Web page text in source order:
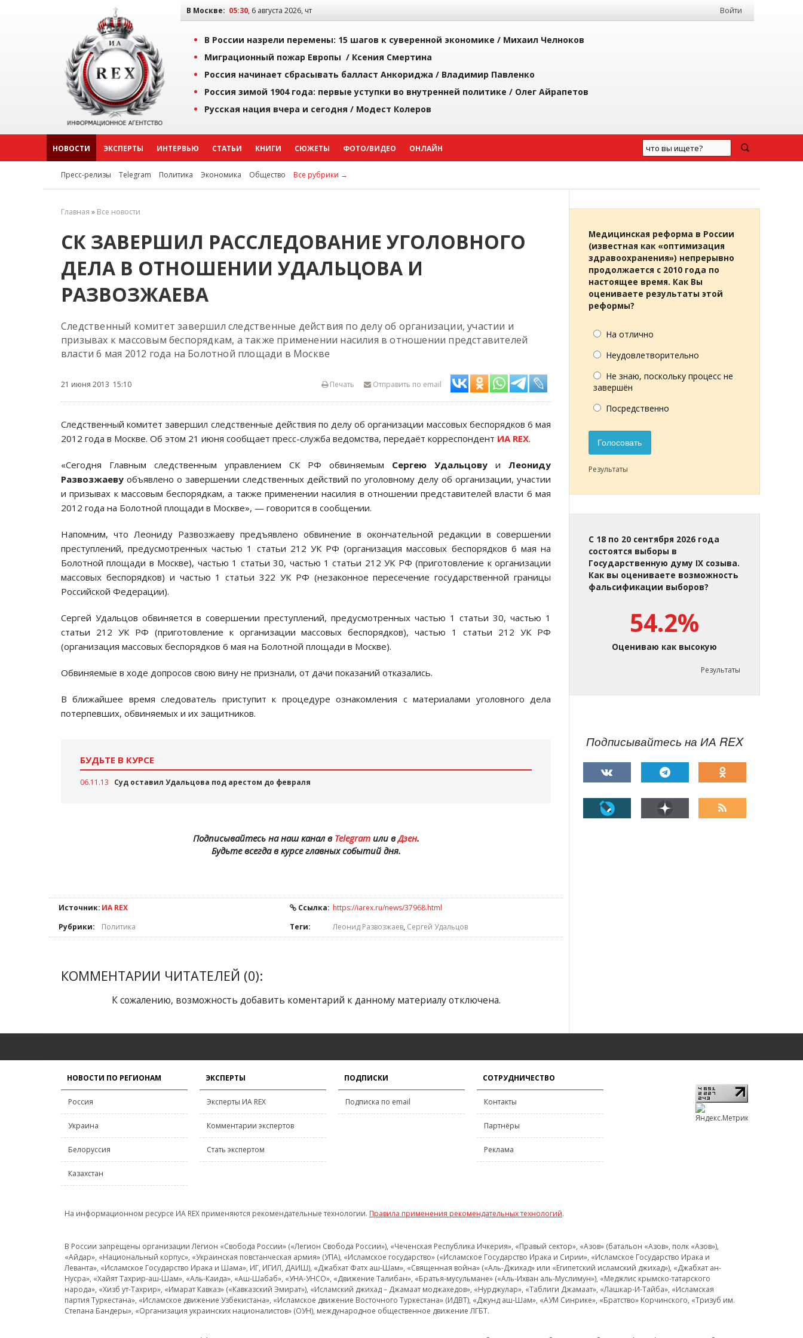
В Москве: 05:30, 6 августа 2026, чт Войти
В России назрели перемены: 15 шагов к суверенной экономике / Михаил Челноков
Миграционный пожар Европы / Ксения Смертина
Россия начинает сбрасывать балласт Анкориджа / Владимир Павленко
Россия зимой 1904 года: первые уступки во внутренней политике / Олег Айрапетов
Русская нация вчера и сегодня / Модест Колеров
НОВОСТИ ЭКСПЕРТЫ ИНТЕРВЬЮ СТАТЬИ КНИГИ СЮЖЕТЫ ФОТО/ВИДЕО ОНЛАЙН
Пресс-релизы Telegram Политика Экономика Общество Все рубрики →
Главная » Все новости
СК ЗАВЕРШИЛ РАССЛЕДОВАНИЕ УГОЛОВНОГО
ДЕЛА В ОТНОШЕНИИ УДАЛЬЦОВА И
РАЗВОЗЖАЕВА
Следственный комитет завершил следственные действия по делу об организации, участии и
призывах к массовым беспорядкам, а также применении насилия в отношении представителей
власти 6 мая 2012 года на Болотной площади в Москве
21 июня 2013 15:10 Отправить по email
Печать
Следственный комитет завершил следственные действия по делу об организации массовых беспорядков 6 мая
2012 года в Москве. Об этом 21 июня сообщает пресс-служба ведомства, передаёт корреспондент ИА REX.
«Сегодня Главным следственным управлением СК РФ обвиняемым Сергею Удальцову и Леониду
Развозжаеву объявлено о завершении следственных действий по уголовному делу об организации, участии
и призывах к массовым беспорядкам, а также применении насилия в отношении представителей власти 6 мая
2012 года на Болотной площади в Москве», — говорится в сообщении.
Напомним, что Леониду Развозжаеву предъявлено обвинение в окончательной редакции в совершении
преступлений, предусмотренных частью 1 статьи 212 УК РФ (организация массовых беспорядков 6 мая на
Болотной площади в Москве), частью 1 статьи 30, частью 1 статьи 212 УК РФ (приготовление к организации
массовых беспорядков) и частью 1 статьи 322 УК РФ (незаконное пересечение государственной границы
Российской Федерации).
Сергей Удальцов обвиняется в совершении преступлений, предусмотренных частью 1 статьи 30, частью 1
статьи 212 УК РФ (приготовление к организации массовых беспорядков), частью 1 статьи 212 УК РФ
(организация массовых беспорядков 6 мая на Болотной площади в Москве).
Обвиняемые в ходе допросов свою вину не признали, от дачи показаний отказались.
В ближайшее время следователь приступит к процедуре ознакомления с материалами уголовного дела
потерпевших, обвиняемых и их защитников.
БУДЬТЕ В КУРСЕ
06.11.13 Суд оставил Удальцова под арестом до февраля
Подписывайтесь на наш канал в Telegramили вДзен.
Будьте всегда в курсе главных событий дня.
Источник: ИА REX Ссылка: https://iarex.ru/news/37968.html
Рубрики:
Политика Теги: Леонид Развозжаев, Сергей Удальцов
КОММЕНТАРИИ ЧИТАТЕЛЕЙ (0):
К сожалению, возможность добавить коментарий к данному материалу отключена.
Медицинская реформа в России
(известная как «оптимизация
здравоохранения») непрерывно
продолжается с 2010 года по
настоящее время. Как Вы
оцениваете результаты этой
реформы?
На отлично
Неудовлетворительно
Не знаю, поскольку процесс не
завершён
Посредственно
Голосовать
Результаты
С 18 по 20 сентября 2026 года
состоятся выборы в
Государственную думу IX созыва.
Как вы оцениваете возможность
фальсификации выборов?
54.2%
Оцениваю как высокую
Результаты
Подписывайтесь на ИА REX
НОВОСТИ ПО РЕГИОНАМ
Россия
Украина
Белоруссия
Казахстан
ЭКСПЕРТЫ
Эксперты ИА REX
Комментарии экспертов
Стать экспертом
ПОДПИСКИ
Подписка по email
СОТРУДНИЧЕСТВО
Контакты
Партнёры
Реклама
На информационном ресурсе ИА REX применяются рекомендательные технологии. Правила применения рекомендательных технологий.
В России запрещены организации Легион «Свобода России» («Легион Свобода России»), «Чеченская Республика Ичкерия», «Правый сектор», «Азов» (батальон «Азов», полк «Азов»),
«Айдар», «Национальный корпус», «Украинская повстанческая армия» (УПА), «Исламское государство» («Исламское Государство Ирака и Сирии», «Исламское Государство Ирака и
Леванта», «Исламское Государство Ирака и Шама», ИГ, ИГИЛ, ДАИШ), «Джабхат Фатх аш-Шам», «Священная война» («Аль-Джихад» или «Египетский исламский джихад»), «Джабхат ан-
Нусра», «Хайят Тахрир-аш-Шам», «Аль-Каида», «Аш-Шабаб», «УНА-УНСО», «Движение Талибан», «Братья-мусульмане» («Аль-Ихван аль-Муслимун»), «Меджлис крымско-татарского
народа», «Хизб ут-Тахрир», «Имарат Кавказ» («Кавказский Эмират»), «Исламский джихад – Джамаат моджахедов», «Нурджулар», «Таблиги Джамаат», «Лашкар-И-Тайба», «Исламская
партия Туркестана», «Исламское движение Узбекистана», «Исламское движение Восточного Туркестана» (ИДВТ), «Джунд аш-Шам», «АУМ Синрике», «Братство» Корчинского, «Тризуб им.
Степана Бандеры», «Организация украинских националистов» (ОУН), международное общественное движение ЛГБТ.